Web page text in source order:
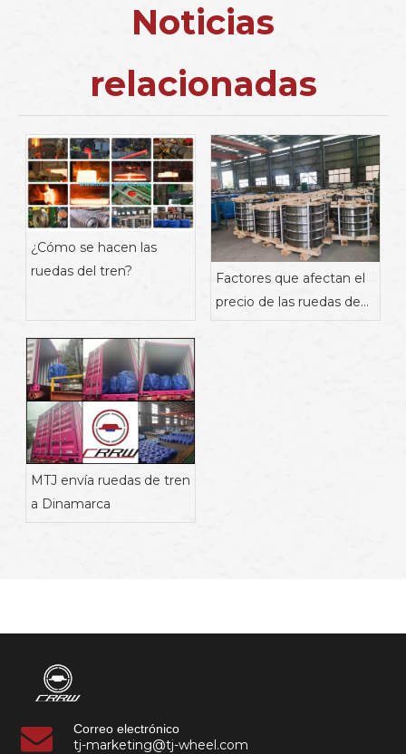
Noticias
relacionadas
¿Cómo se hacen las
ruedas del tren?
Factores que afectan el
precio de las ruedas de
tren.
MTJ envía ruedas de tren
a Dinamarca
Correo electrónico
tj-marketing@tj-wheel.com